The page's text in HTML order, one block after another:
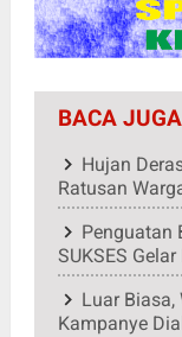
BACA JUGA
Hujan
Ratusan
Penguatan
SUKSES
Luar Biasa,
Kampanye